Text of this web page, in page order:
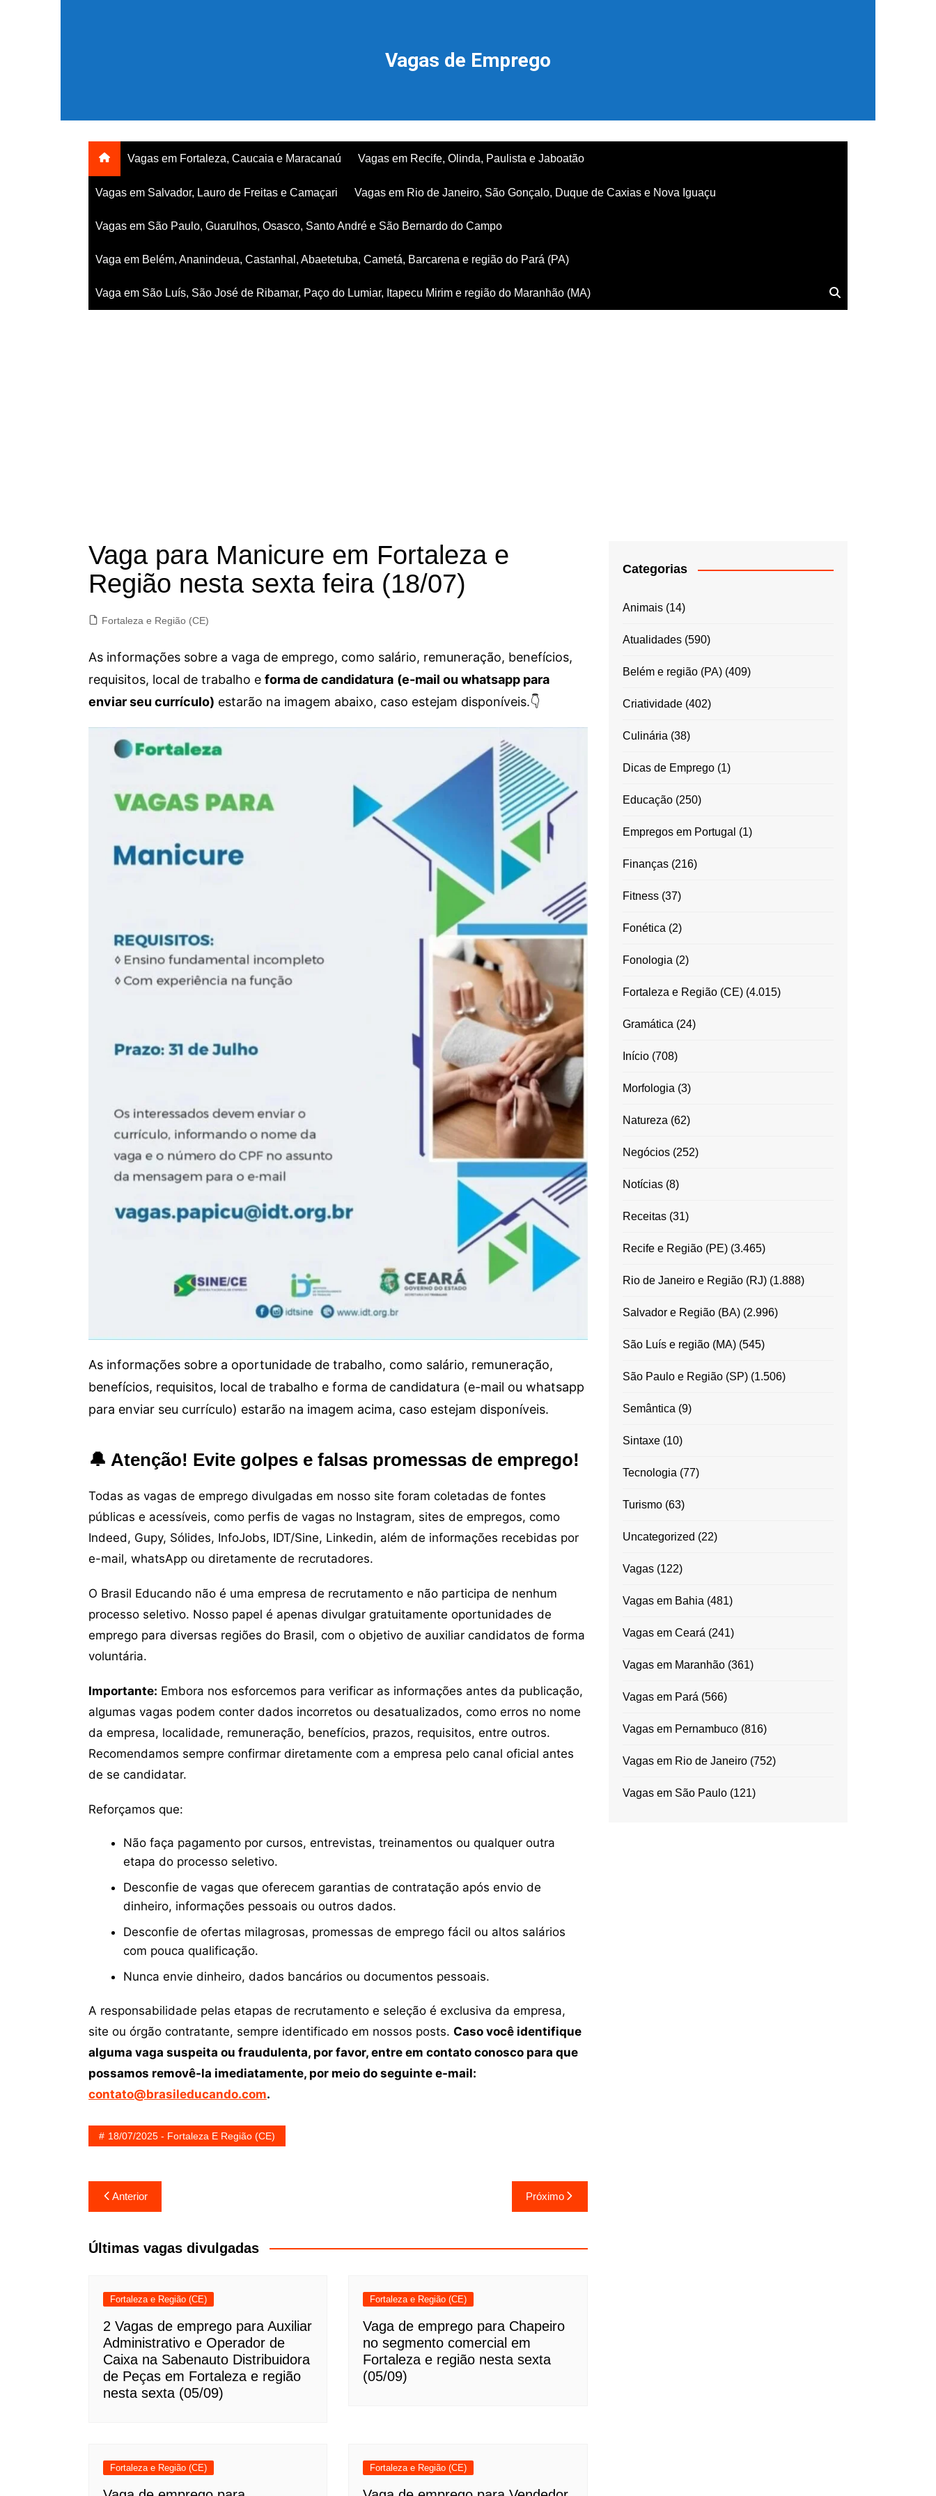
Vagas de Emprego
Vagas em Fortaleza, Caucaia e Maracanaú Vagas em Recife, Olinda, Paulista e Jaboatão
Vagas em Salvador, Lauro de Freitas e Camaçari Vagas em Rio de Janeiro, São Gonçalo, Duque de Caxias e Nova Iguaçu
Vagas em São Paulo, Guarulhos, Osasco, Santo André e São Bernardo do Campo
Vaga em Belém, Ananindeua, Castanhal, Abaetetuba, Cametá, Barcarena e região do Pará (PA)
Vaga em São Luís, São José de Ribamar, Paço do Lumiar, Itapecu Mirim e região do Maranhão (MA)
Vaga para Manicure em Fortaleza e
Região nesta sexta feira (18/07)
Fortaleza e Região (CE)
As informações sobre a vaga de emprego, como salário, remuneração, benefícios,
requisitos, local de trabalho e forma de candidatura (e-mail ou whatsapp para
enviar seu currículo) estarão na imagem abaixo, caso estejam disponíveis.👇
As informações sobre a oportunidade de trabalho, como salário, remuneração,
benefícios, requisitos, local de trabalho e forma de candidatura (e-mail ou whatsapp
para enviar seu currículo) estarão na imagem acima, caso estejam disponíveis.
🔔 Atenção! Evite golpes e falsas promessas de emprego!
Todas as vagas de emprego divulgadas em nosso site foram coletadas de fontes
públicas e acessíveis, como perfis de vagas no Instagram, sites de empregos, como
Indeed, Gupy, Sólides, InfoJobs, IDT/Sine, Linkedin, além de informações recebidas por
e-mail, whatsApp ou diretamente de recrutadores.
O Brasil Educando não é uma empresa de recrutamento e não participa de nenhum
processo seletivo. Nosso papel é apenas divulgar gratuitamente oportunidades de
emprego para diversas regiões do Brasil, com o objetivo de auxiliar candidatos de forma
voluntária.
Importante: Embora nos esforcemos para verificar as informações antes da publicação,
algumas vagas podem conter dados incorretos ou desatualizados, como erros no nome
da empresa, localidade, remuneração, benefícios, prazos, requisitos, entre outros.
Recomendamos sempre confirmar diretamente com a empresa pelo canal oficial antes
de se candidatar.
Reforçamos que:
Não faça pagamento por cursos, entrevistas, treinamentos ou qualquer outra
etapa do processo seletivo.
Desconfie de vagas que oferecem garantias de contratação após envio de
dinheiro, informações pessoais ou outros dados.
Desconfie de ofertas milagrosas, promessas de emprego fácil ou altos salários
com pouca qualificação.
Nunca envie dinheiro, dados bancários ou documentos pessoais.
A responsabilidade pelas etapas de recrutamento e seleção é exclusiva da empresa,
site ou órgão contratante, sempre identificado em nossos posts. Caso você identifique
alguma vaga suspeita ou fraudulenta, por favor, entre em contato conosco para que
possamos removê-la imediatamente, por meio do seguinte e-mail:
contato@brasileducando.com.
18/07/2025 - Fortaleza E Região (CE)
Navegação
de
Post
Anterior Próximo
Últimas vagas divulgadas
Fortaleza e Região (CE)
2 Vagas de emprego para Auxiliar
Administrativo e Operador de
Caixa na Sabenauto Distribuidora
de Peças em Fortaleza e região
nesta sexta (05/09)
Fortaleza e Região (CE)
Vaga de emprego para Chapeiro
no segmento comercial em
Fortaleza e região nesta sexta
(05/09)
Fortaleza e Região (CE) Fortaleza e Região (CE)
Categorias
Animais(14)
Atualidades(590)
Belém e região (PA)(409)
Criatividade(402)
Culinária (38)
Dicas de Emprego(1)
Educação(250)
Empregos em Portugal (1)
Finanças(216)
Fitness(37)
Fonética (2)
Fonologia (2)
Fortaleza e Região (CE)(4.015)
Gramática (24)
Início(708)
Morfologia (3)
Natureza (62)
Negócios(252)
Notícias(8)
Receitas(31)
Recife e Região (PE)(3.465)
Rio de Janeiro e Região (RJ)(1.888)
Salvador e Região (BA)(2.996)
São Luís e região (MA)(545)
São Paulo e Região (SP)(1.506)
Semântica (9)
Sintaxe(10)
Tecnologia (77)
Turismo(63)
Uncategorized (22)
Vagas(122)
Vagas em Bahia (481)
Vagas em Ceará (241)
Vagas em Maranhão(361)
Vagas em Pará (566)
Vagas em Pernambuco(816)
Vagas em Rio de Janeiro(752)
Vagas em São Paulo(121)